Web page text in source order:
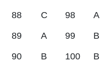
88 C 98 A
89 A 99 B
90 B 100 B